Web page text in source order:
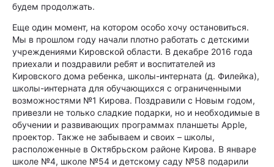
будем продолжать.
Еще один момент, на котором особо хочу остановиться.
Мы в прошлом году начали плотно работать с детскими
учреждениями Кировской области. В декабре 2016 года
приехали и поздравили ребят и воспитателей из
Кировского дома ребенка, школы-интерната (д. Филейка),
школы-интерната для обучающихся с ограниченными
возможностями №1 Кирова. Поздравили с Новым годом,
привезли не только сладкие подарки, но и необходимые в
обучении и развивающих программах планшеты Apple,
проектор. Также не забываем и своих – школы,
расположенные в Октябрьском районе Кирова. В январе
школе №4, школе №54 и детскому саду №58 подарили